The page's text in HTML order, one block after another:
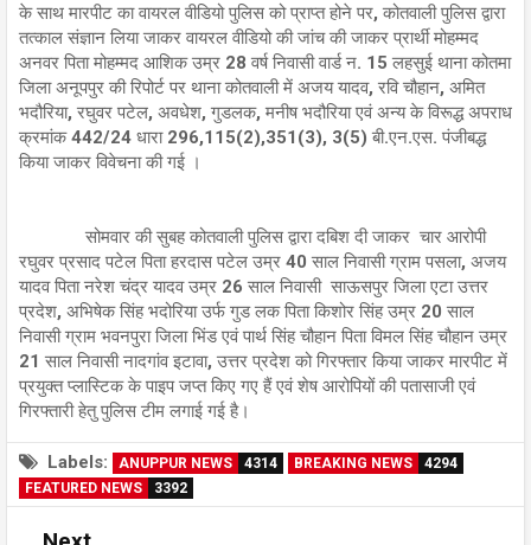
के साथ मारपीट का वायरल वीडियो पुलिस को प्राप्त होने पर, कोतवाली पुलिस द्वारा
तत्काल संज्ञान लिया जाकर वायरल वीडियो की जांच की जाकर प्रार्थी मोहम्मद
अनवर पिता मोहम्मद आशिक उम्र 28 वर्ष निवासी वार्ड न. 15 लहसुई थाना कोतमा
जिला अनूपपुर की रिपोर्ट पर थाना कोतवाली में अजय यादव, रवि चौहान, अमित
भदौरिया, रघुवर पटेल, अवधेश, गुडलक, मनीष भदौरिया एवं अन्य के विरूद्ध अपराध
क्रमांक 442/24 धारा 296,115(2),351(3), 3(5) बी.एन.एस. पंजीबद्ध
किया जाकर विवेचना की गई ।
सोमवार की सुबह कोतवाली पुलिस द्वारा दबिश दी जाकर चार आरोपी
रघुवर प्रसाद पटेल पिता हरदास पटेल उम्र 40 साल निवासी ग्राम पसला, अजय
यादव पिता नरेश चंद्र यादव उम्र 26 साल निवासी साऊसपुर जिला एटा उत्तर
प्रदेश, अभिषेक सिंह भदोरिया उर्फ गुड लक पिता किशोर सिंह उम्र 20 साल
निवासी ग्राम भवनपुरा जिला भिंड एवं पार्थ सिंह चौहान पिता विमल सिंह चौहान उम्र
21 साल निवासी नादगांव इटावा, उत्तर प्रदेश को गिरफ्तार किया जाकर मारपीट में
प्रयुक्त प्लास्टिक के पाइप जप्त किए गए हैं एवं शेष आरोपियों की पतासाजी एवं
गिरफ्तारी हेतु पुलिस टीम लगाई गई है।
Labels: ANUPPUR NEWS 4314 BREAKING NEWS
4294
FEATURED NEWS
3392